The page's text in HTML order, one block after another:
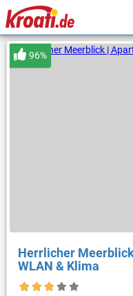
Herrlicher
WLAN & Klima
96%